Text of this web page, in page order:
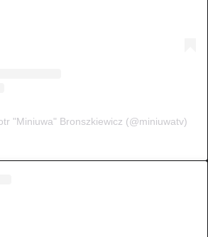
"Miniuwa" Bronszkiewicz (@miniuwatv)